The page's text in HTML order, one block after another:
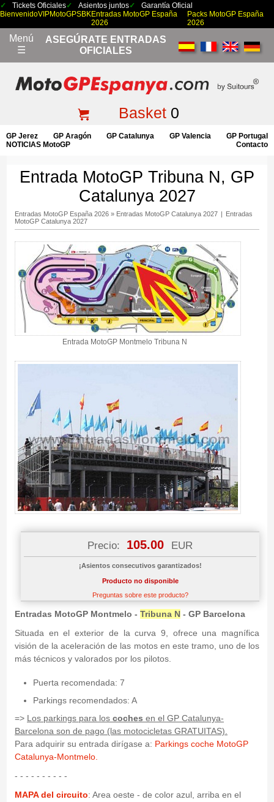
Tickets Oficiales Asientos juntos
Garantía Oficial
BienvenidoVIPMotoGPSBKEntradas MotoGP España
2026
Packs MotoGP España
2026
Menú
☰
ASEGÚRATE ENTRADAS
OFICIALES
Basket0
GP Jerez GP Aragón GP Catalunya GP Valencia
GP Portugal
NOTICIAS MotoGP
Contacto
Entrada MotoGP Tribuna N, GP
Catalunya 2027
Entradas MotoGP España 2026» Entradas MotoGP Catalunya 2027 | Entradas
MotoGP Catalunya 2027
Entrada MotoGP Montmelo Tribuna N
Precio: 105.00 EUR
¡Asientos consecutivos garantizados!
Producto no disponible
Preguntas sobre este producto?
Entradas MotoGP Montmelo - Tribuna N- GP Barcelona
Situada en el exterior de la curva 9, ofrece una magnífica
visión de la aceleración de las motos en este tramo, uno de los
más técnicos y valorados por los pilotos.
Puerta recomendada: 7
Parkings recomendados: A
=> Los parkings para los coches en el GP Catalunya-
Barcelona son de pago (las motocicletas GRATUITAS).
Para adquirir su entrada dirígase a: Parkings coche MotoGP
Catalunya-Montmelo.
- - - - - - - - - -
MAPA del circuito: Area oeste - de color azul, arriba en el